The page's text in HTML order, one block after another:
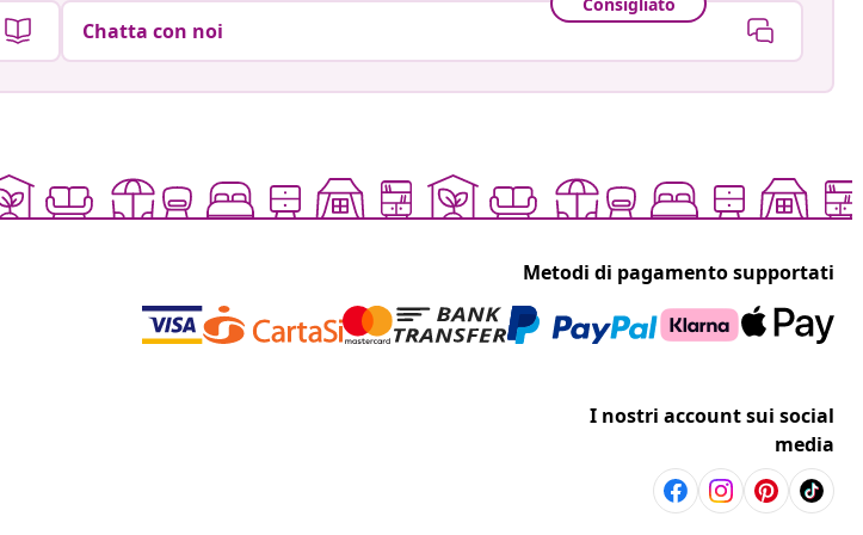
Chatta con noi
Metodi di pagamento supportati
I nostri account sui social
media